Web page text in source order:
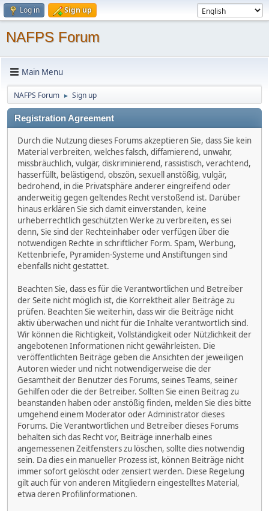
Log in Sign up
NAFPS Forum
Main Menu
NAFPS Forum ► Sign up
Registration Agreement
Durch die Nutzung dieses Forums akzeptieren Sie, dass Sie kein
Material verbreiten, welches falsch, diffamierend, unwahr,
missbräuchlich, vulgär, diskriminierend, rassistisch, verachtend,
hasserfüllt, belästigend, obszön, sexuell anstößig, vulgär,
bedrohend, in die Privatsphäre anderer eingreifend oder
anderweitig gegen geltendes Recht verstoßend ist. Darüber
hinaus erklären Sie sich damit einverstanden, keine
urheberrechtlich geschützten Werke zu verbreiten, es sei
denn, Sie sind der Rechteinhaber oder verfügen über die
notwendigen Rechte in schriftlicher Form. Spam, Werbung,
Kettenbriefe, Pyramiden-Systeme und Anstiftungen sind
ebenfalls nicht gestattet.
Beachten Sie, dass es für die Verantwortlichen und Betreiber
der Seite nicht möglich ist, die Korrektheit aller Beiträge zu
prüfen. Beachten Sie weiterhin, dass wir die Beiträge nicht
aktiv überwachen und nicht für die Inhalte verantwortlich sind.
Wir können die Richtigkeit, Vollständigkeit oder Nützlichkeit der
angebotenen Informationen nicht gewährleisten. Die
veröffentlichten Beiträge geben die Ansichten der jeweiligen
Autoren wieder und nicht notwendigerweise die der
Gesamtheit der Benutzer des Forums, seines Teams, seiner
Gehilfen oder die der Betreiber. Sollten Sie einen Beitrag zu
beanstanden haben oder anstößig finden, melden Sie dies bitte
umgehend einem Moderator oder Administrator dieses
Forums. Die Verantwortlichen und Betreiber dieses Forums
behalten sich das Recht vor, Beiträge innerhalb eines
angemessenen Zeitfensters zu löschen, sollte dies notwendig
sein. Da dies ein manueller Prozess ist, können Beiträge nicht
immer sofort gelöscht oder zensiert werden. Diese Regelung
gilt auch für von anderen Mitgliedern eingestelltes Material,
etwa deren Profilinformationen.